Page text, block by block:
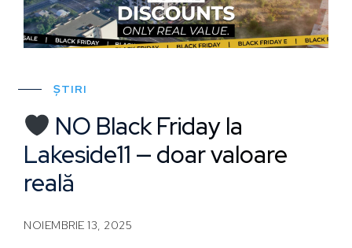
ȘTIRI
NO Black Friday la
Lakeside11 — doar valoare
reală
NOIEMBRIE 13, 2025